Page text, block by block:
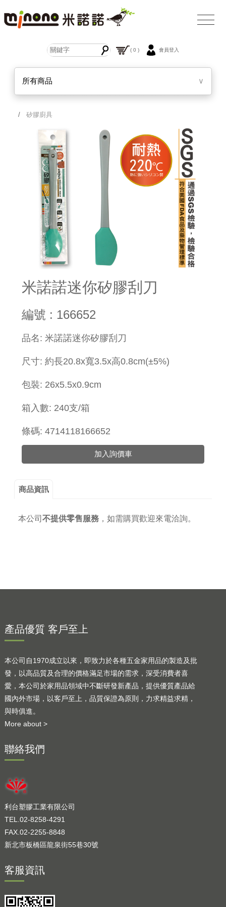
( 0 ) 會員登入
所有商品 ∨
/矽膠廚具
米諾諾迷你矽膠刮刀
編號 : 166652
品名: 米諾諾迷你矽膠刮刀
尺寸: 約長20.8x寬3.5x高0.8cm(±5%)
包裝: 26x5.5x0.9cm
箱入數: 240支/箱
條碼: 4714118166652
加入詢價車
商品資訊
本公司 不提供零售服務， 如需購買歡迎來電洽詢。
產品優質 客戶至上
本公司自1970成立以來，即致力於各種五金家用品的製造及批
發，以高品質及合理的價格滿足市場的需求，深受消費者喜
愛，本公司於家用品領域中不斷研發新產品，提供優質產品給
國內外市場，以客戶至上，品質保證為原則，力求精益求精，
與時俱進。
More about >
聯絡我們
利台塑膠工業有限公司
TEL.02-8258-4291
FAX.02-2255-8848
新北市板橋區龍泉街55巷30號
客服資訊